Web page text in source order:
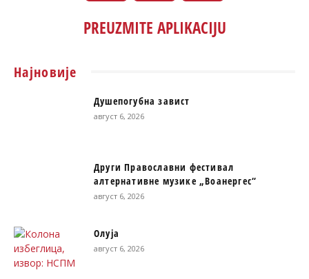
PREUZMITE APLIKACIJU
Најновије
Душепогубна завист
август 6, 2026
Други Православни фестивал
алтернативне музике „Воанергес“
август 6, 2026
Олуја
август 6, 2026